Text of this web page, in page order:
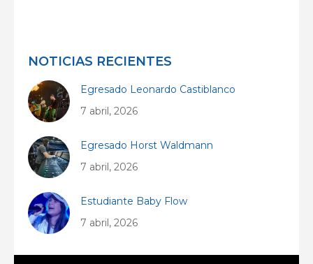
NOTICIAS RECIENTES
Egresado Leonardo Castiblanco
7 abril, 2026
Egresado Horst Waldmann
7 abril, 2026
Estudiante Baby Flow
7 abril, 2026